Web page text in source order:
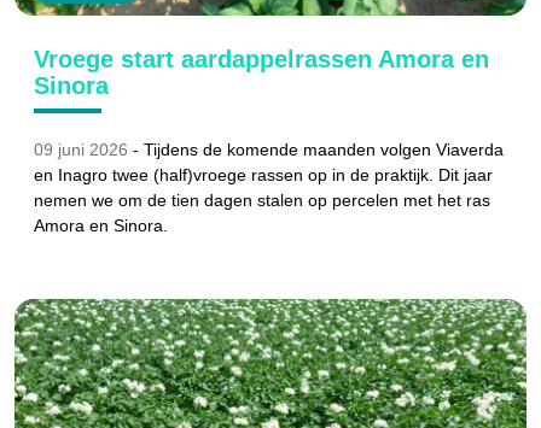
Vroege start aardappelrassen Amora en
Sinora
09 juni 2026 - Tijdens de komende maanden volgen Viaverda
en Inagro twee (half)vroege rassen op in de praktijk. Dit jaar
nemen we om de tien dagen stalen op percelen met het ras
Amora en Sinora.